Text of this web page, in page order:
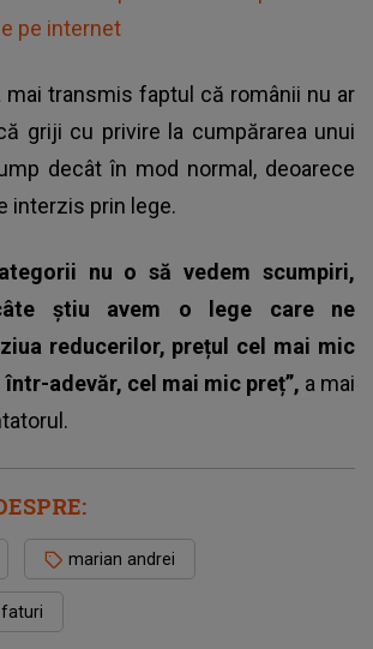
pe internet
mai transmis faptul că românii nu ar
griji cu privire la cumpărarea unui
decât în mod normal, deoarece
interzis prin lege.
nu o să vedem scumpiri,
știu avem o lege care ne
reducerilor, prețul cel mai mic
adevăr, cel mai mic preț”, a mai
marian andrei